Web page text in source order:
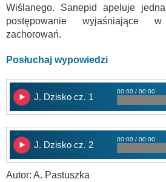
Wiślanego. Sanepid apeluje
postępowanie wyjaśniające
zachorowań.
Posłuchaj wypowiedzi
J. Dzisko cz. 1
00:00 / 00:00
J. Dzisko cz. 2
00:00 / 00:00
Autor: A. Pastuszka